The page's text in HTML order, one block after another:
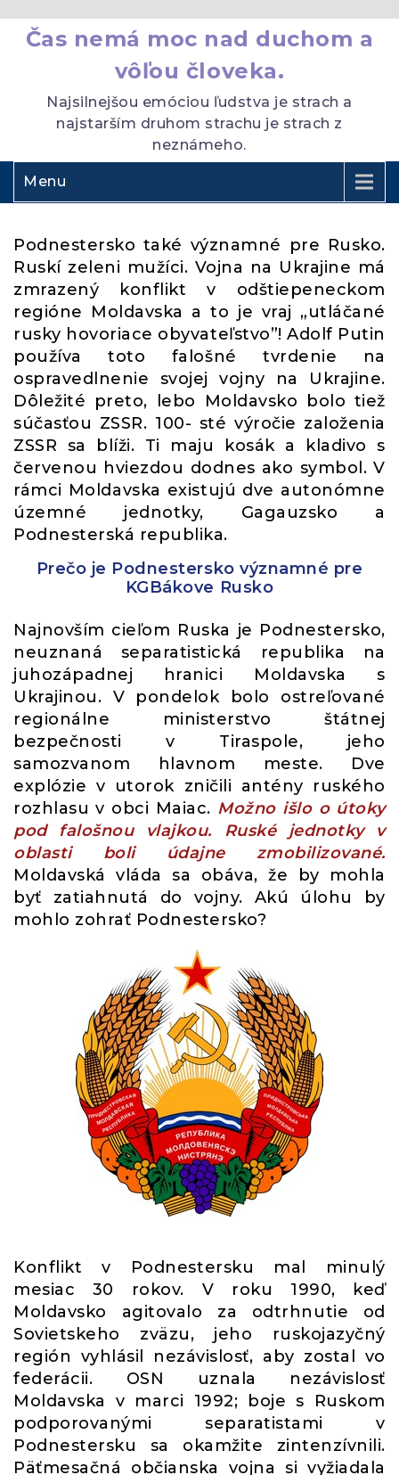
Čas nemá moc nad duchom a
vôľou človeka.
Najsilnejšou emóciou ľudstva je strach a
najstarším druhom strachu je strach z
neznámeho.
Menu
Podnestersko také významné pre Rusko.
Ruskí zeleni mužíci. Vojna na Ukrajine má
zmrazený konflikt v odštiepeneckom
regióne Moldavska a to je vraj „utláčané
rusky hovoriace obyvateľstvo”! Adolf Putin
používa toto falošné tvrdenie na
ospravedlnenie svojej vojny na Ukrajine.
Dôležité preto, lebo Moldavsko bolo tiež
súčasťou ZSSR. 100- sté výročie založenia
ZSSR sa blíži. Ti maju kosák a kladivo s
červenou hviezdou dodnes ako symbol. V
rámci Moldavska existujú dve autonómne
územné jednotky, Gagauzsko a
Podnesterská republika.
Prečo je Podnestersko významné pre
KGBákove Rusko
Najnovším cieľom Ruska je Podnestersko,
neuznaná separatistická republika na
juhozápadnej hranici Moldavska s
Ukrajinou. V pondelok bolo ostreľované
regionálne ministerstvo štátnej
bezpečnosti v Tiraspole, jeho
samozvanom hlavnom meste. Dve
explózie v utorok zničili antény ruského
rozhlasu v obci Maiac. Možno išlo o útoky
pod falošnou vlajkou. Ruské jednotky v
oblasti boli údajne zmobilizované.
Moldavská vláda sa obáva, že by mohla
byť zatiahnutá do vojny. Akú úlohu by
mohlo zohrať Podnestersko?
Konflikt v Podnestersku mal minulý
mesiac 30 rokov. V roku 1990, keď
Moldavsko agitovalo za odtrhnutie od
Sovietskeho zväzu, jeho ruskojazyčný
región vyhlásil nezávislosť, aby zostal vo
federácii. OSN uznala nezávislosť
Moldavska v marci 1992; boje s Ruskom
podporovanými separatistami v
Podnestersku sa okamžite zintenzívnili.
Päťmesačná občianska vojna si vyžiadala